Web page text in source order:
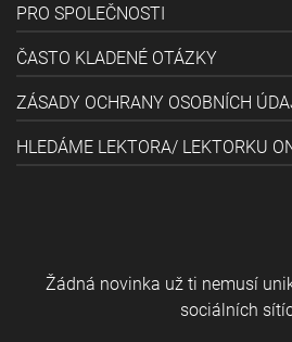
PRO SPOLEČNOSTI
ČASTO KLADENÉ OTÁZKY
ZÁSADY OCHRANY OSOBNÍCH
HLEDÁME LEKTORA/ LEKTORKU
Žádná novinka už ti nemusí
sociálních